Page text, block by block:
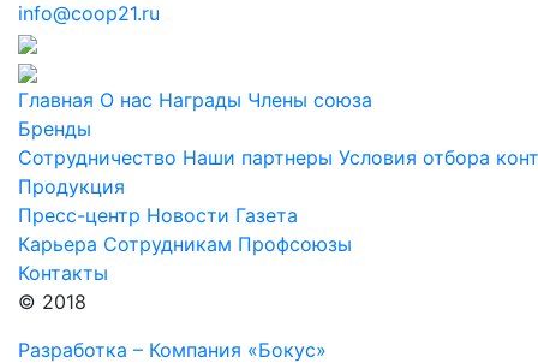
info@coop21.ru
Главная О нас Награды Члены союза
Бренды
Сотрудничество Наши партнеры Условия отбора
Продукция
Пресс-центр Новости Газета
Карьера Сотрудникам Профсоюзы
Контакты
© 2018
Разработка – Компания «Бокус»